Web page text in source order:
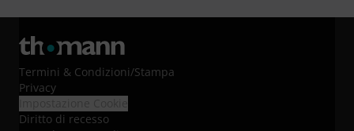
Termini & Condizioni/Stampa
Privacy
Diritto di recesso